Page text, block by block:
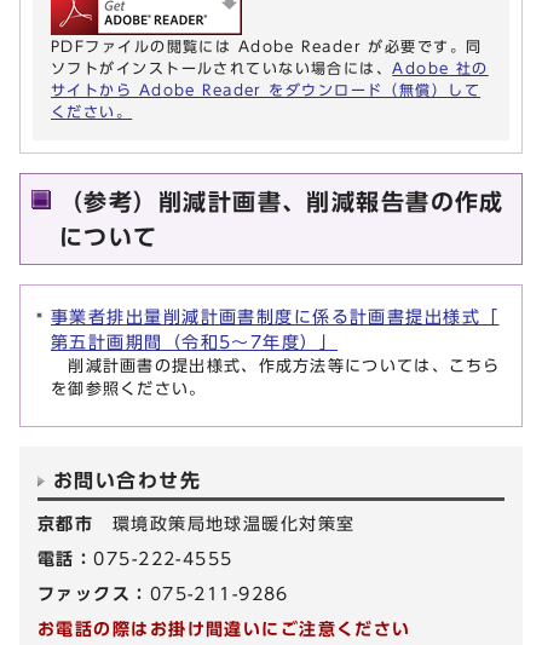
PDFファイルの閲覧には Adobe Reader が必要です。同
ソフトがインストールされていない場合には、 Adobe 社の
サイトから Adobe Reader をダウンロード（無償）して
ください。
（参考）削減計画書、削減報告書の作成
について
事業者排出量削減計画書制度に係る計画書提出様式「
第五計画期間（令和5～7年度）」
削減計画書の提出様式、作成方法等については、こちら
を御参照ください。
お問い合わせ先
京都市 環境政策局地球温暖化対策室
電話：075-222-4555
ファックス： 075-211-9286
お電話の際はお掛け間違いにご注意ください